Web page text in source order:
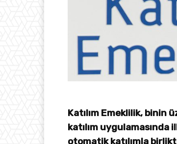
Katılım Emeklilik, binin
katılım uygulamasında
otomatik katılımla